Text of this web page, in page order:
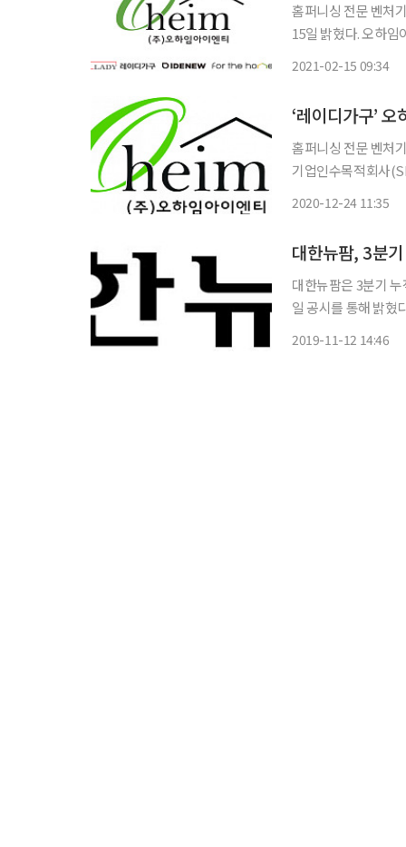
홈퍼니싱 전문 벤처
15일 밝혔다. 오하임아이엔티는 지난해 개별 기준 매출액이 278억558만 원, 영업이익이 41
2021-02-15 09:34
‘레이디가구’
홈퍼니싱 전문 벤처기업 오
기업인수목적회사
2020-12-24 11:35
대한뉴팜, 3분
대한뉴팜은 3분기
일 공시를 통해 밝혔다. 영업이익은 전사적으로 원가절감 및 효율적, 체계적 비용관
2019-11-12 14:46